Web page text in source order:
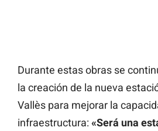
Durante estas obras se
la creación de la nueva
Vallès para mejorar la
infraestructura: «Será una